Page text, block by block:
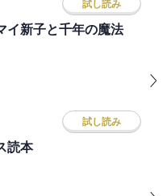
試し読み
イ新子と千年の魔法
試し読み
読本